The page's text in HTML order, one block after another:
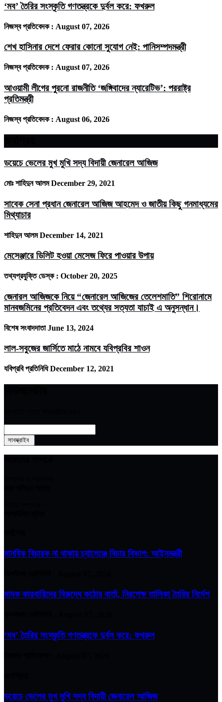
‘মব’ তৈরির সংস্কৃতি গণতন্ত্রকে দুর্বল করে: ফখরুল
নিজস্ব প্রতিবেদক : August 07, 2026
শেখ হাসিনার দেশে ফেরার কোনো সুযোগ নেই: পানিসম্পদমন্ত্রী
নিজস্ব প্রতিবেদক : August 07, 2026
আওয়ামী লীগের পুরনো রাজনীতি ‘জঙ্গিবাদের ন্যারেটিভ’: পররাষ্ট্র
প্রতিমন্ত্রী
নিজস্ব প্রতিবেদক : August 06, 2026
ডয়েচে ভেলের মুখ মুখি সদ্য বিদায়ী জেনারেল আজিজ
মোঃ শাহিদুন আলমDecember 29, 2021
সাবেক সেনা প্রধান জেনারেল আজিজ আহমেদ ও জাতীয় কিছু গনমাধ্যমের
মিথ্যাচার
শাহিদুন আলমDecember 14, 2021
মেসেঞ্জারে ডিলিট হওয়া মেসেজ ফিরে পাওয়ার উপায়
তথ্যপ্রযুক্তি ডেস্ক : October 20, 2025
জেনারল আজিজকে নিয়ে “জেনারেল আজিজের তেলেশমাতি” শিরোনামে
মানবজমিনের প্রতিবেদন এবং তথ্যের সত্যতা যাচাই এ অনুসন্ধান।
বিশেষ সংবাদদাতাJune 13, 2024
লাল-সবুজের জার্সিতে মাঠে নামবে যবিপ্রবির শাওন
যবিপ্রবি প্রতিনিধিDecember 12, 2021
মানবিক বিচারক না থাকায় চ্যালেঞ্জে বিচার বিভাগ: আইনমন্ত্রী
মাদক কারবারিদের বিরুদ্ধে কঠোর বার্তা, নিরপেক্ষ তালিকা তৈরির নির্দেশ
‘মব’ তৈরির সংস্কৃতি গণতন্ত্রকে দুর্বল করে: ফখরুল
ডয়েচে ভেলের মুখ মুখি সদ্য বিদায়ী জেনারেল আজিজ